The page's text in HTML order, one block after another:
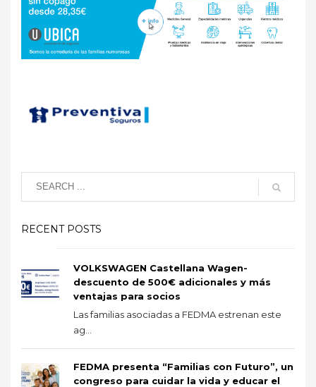
RECENT POSTS
VOLKSWAGEN Castellana Wagen-
descuento de 500€ adicionales y más
ventajas para socios
Las familias asociadas a FEDMA estrenan este
ag...
FEDMA presenta “Familias con Futuro”, un
congreso para cuidar la vida y educar el